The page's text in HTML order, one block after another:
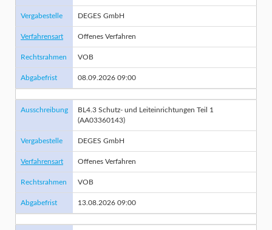
Vergabestelle DEGES GmbH
Verfahrensart Offenes Verfahren
Rechtsrahmen VOB
Abgabefrist 08.09.2026 09:00
Ausschreibung
BL4.3 Schutz- und Leiteinrichtungen Teil 1
(AA03360143)
Vergabestelle DEGES GmbH
Verfahrensart Offenes Verfahren
Rechtsrahmen VOB
Abgabefrist 13.08.2026 09:00